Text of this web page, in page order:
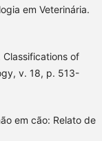
em Veterinária.
Classifications of
v. 18, p. 513-
em cão: Relato de